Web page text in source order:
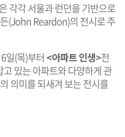
은 각각 서울과 런던을 기반으로
(John Reardon)의 전시로 주
일(목)부터 <아파트 인생>전
있는 아파트와 다양하게 관
의미를 되새겨 보는 전시를